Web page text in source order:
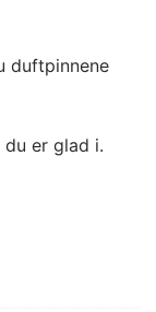
duftpinnene
er glad i.